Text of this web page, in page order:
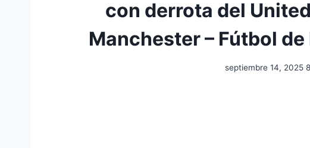
con derrota del
Manchester – Fútbol
septiembre 14, 2025